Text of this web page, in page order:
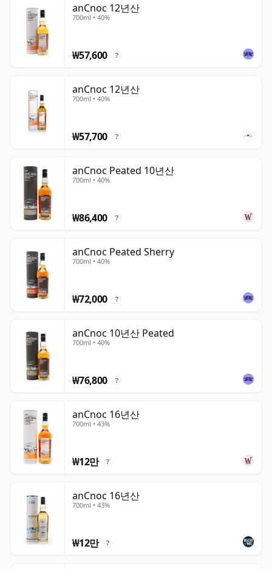
anCnoc 12년산
700ml • 40%
₩57,600 ?
anCnoc 12년산
700ml • 40%
₩57,700 ?
anCnoc Peated 10년산
700ml • 40%
₩86,400 ?
anCnoc Peated Sherry
700ml • 40%
₩72,000 ?
anCnoc 10년산 Peated
700ml • 40%
₩76,800 ?
anCnoc 16년산
700ml • 43%
₩12만 ?
anCnoc 16년산
700ml • 43%
₩12만 ?